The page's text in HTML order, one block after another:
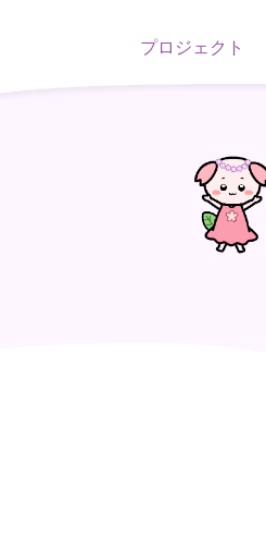
プロジェクト